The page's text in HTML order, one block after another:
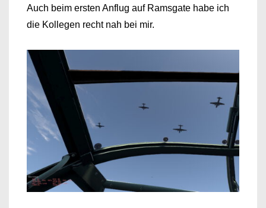
Auch beim ersten Anflug auf Ramsgate habe ich
die Kollegen recht nah bei mir.